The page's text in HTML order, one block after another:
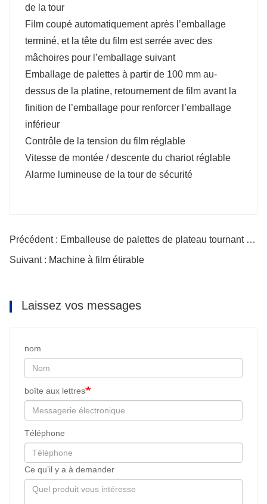
de la tour
Film coupé automatiquement après l’emballage
terminé, et la tête du film est serrée avec des
mâchoires pour l’emballage suivant
Emballage de palettes à partir de 100 mm au-
dessus de la platine, retournement de film avant la
finition de l’emballage pour renforcer l’emballage
inférieur
Contrôle de la tension du film réglable
Vitesse de montée / descente du chariot réglable
Alarme lumineuse de la tour de sécurité
Précédent : Emballeuse de palettes de plateau tournant automatique d’entrée
Suivant : Machine à film étirable
Laissez vos messages
nom
boîte aux lettres
Téléphone
Ce qu’il y a à demander